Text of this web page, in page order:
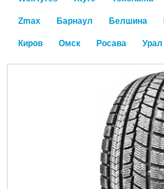
Zmax Барнаул Белшина
Киров Омск Росава Урал